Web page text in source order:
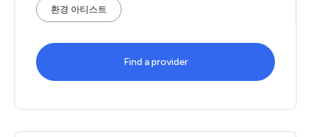
환경 아티스트
Find a provider